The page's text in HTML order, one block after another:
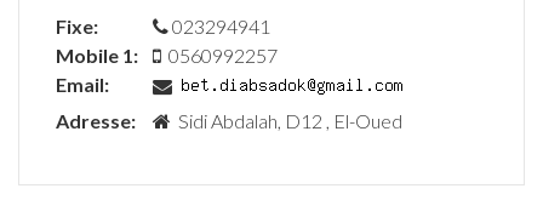
Fixe:
023294941
Mobile 1:
0560992257
Email:
Adresse:
Sidi Abdalah, D12 , El-Oued